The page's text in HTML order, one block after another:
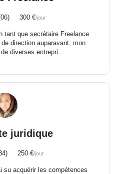
300 €/jour
tant que secrétaire Freelance
direction auparavant, mon
diverses entrepri...
juridique
250 €/jour
su acquérir les compétences